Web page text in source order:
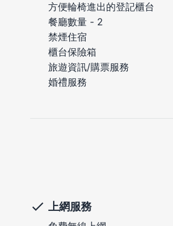
方便輪椅進出的登記櫃台
餐廳數量 - 2
禁煙住宿
櫃台保險箱
旅遊資訊/購票服務
婚禮服務
上網服務